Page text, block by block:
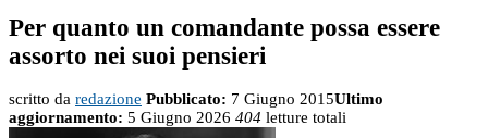
Per quanto un comandante possa essere
assorto nei suoi pensieri
scritto da redazione Pubblicato: 7 Giugno 2015Ultimo
aggiornamento: 5 Giugno 2026 404 letture totali